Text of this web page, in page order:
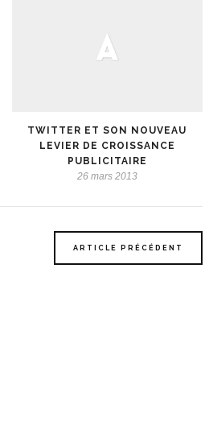
TWITTER ET SON NOUVEAU
LEVIER DE CROISSANCE
PUBLICITAIRE
26 mars 2013
ARTICLE PRÉCÉDENT